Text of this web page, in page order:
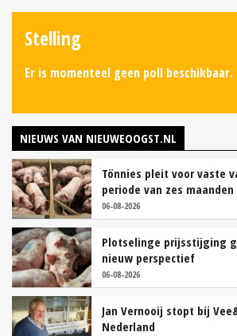
Stelling
Er is momenteel geen poll beschikbaar.
NIEUWS VAN NIEUWEOOGST.NL
Tönnies pleit voor vaste
periode van zes maanden
06-08-2026
Plotselinge prijsstijging
nieuw perspectief
06-08-2026
Jan Vernooij stopt bij
Nederland